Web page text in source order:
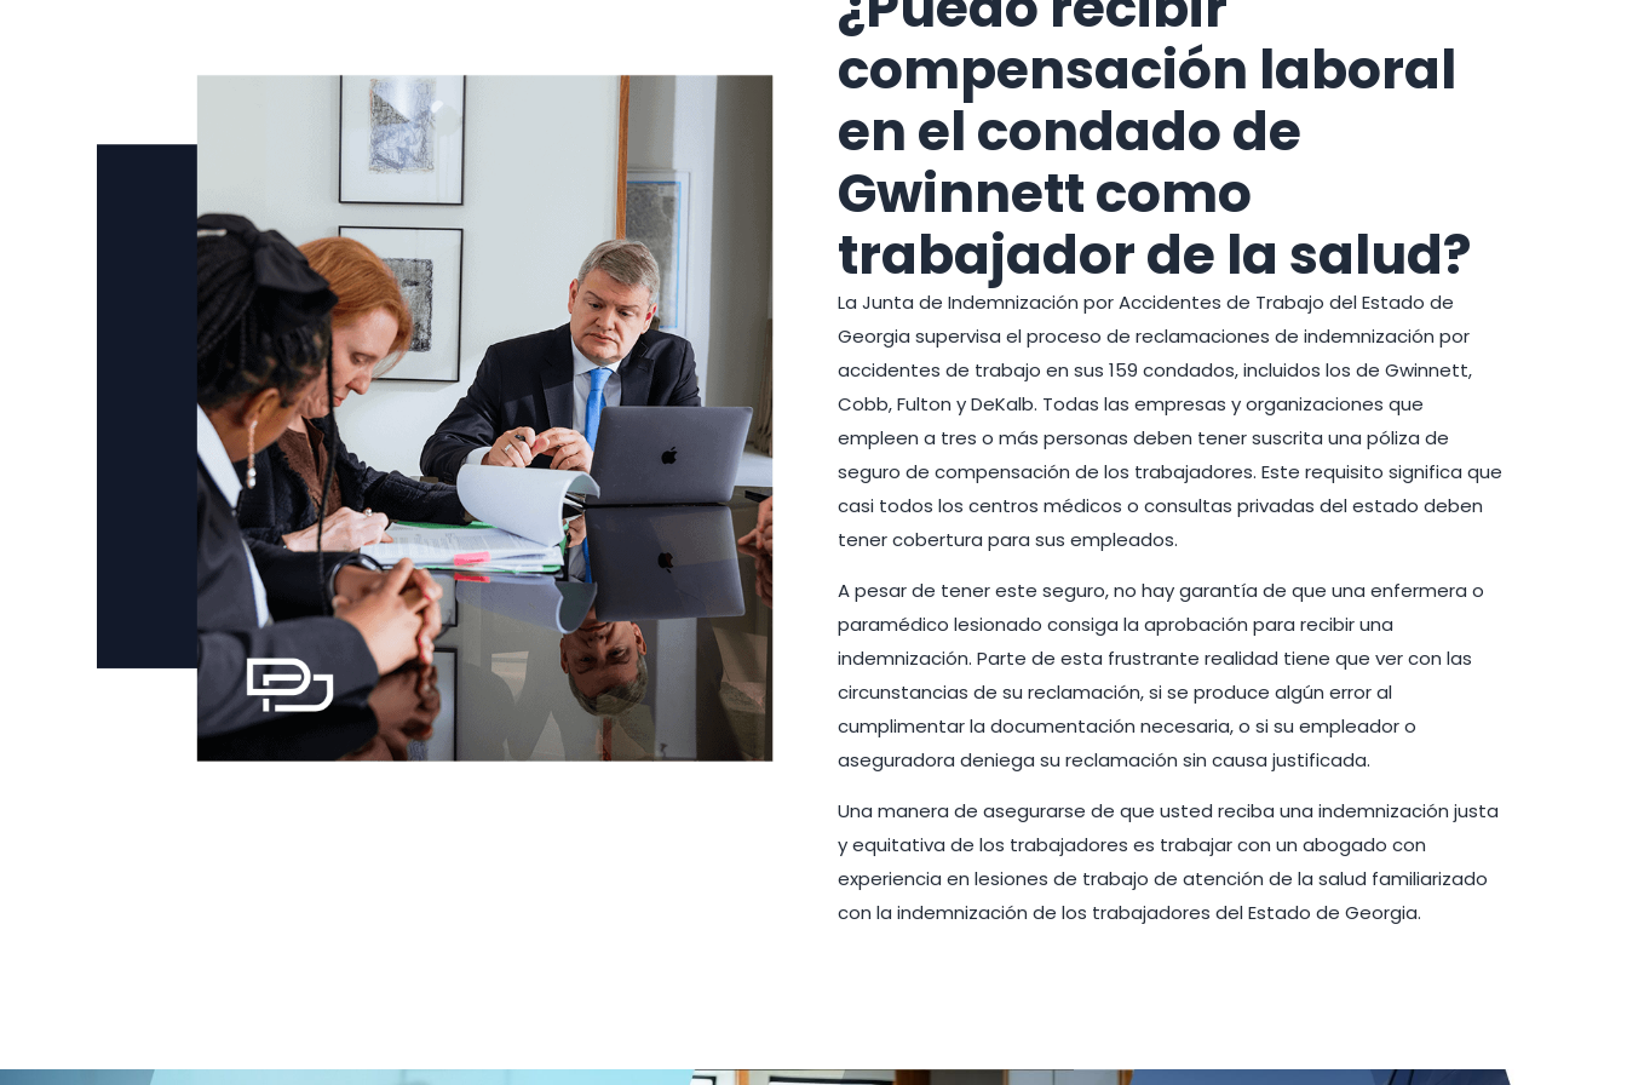
compensación laboral
en el condado de
Gwinnett como
trabajador de la salud?
La Junta de Indemnización por Accidentes de Trabajo del Estado de
Georgia supervisa el proceso de reclamaciones de indemnización por
accidentes de trabajo en sus 159 condados, incluidos los de Gwinnett,
Cobb, Fulton y DeKalb. Todas las empresas y organizaciones que
empleen a tres o más personas deben tener suscrita una póliza de
seguro de compensación de los trabajadores. Este requisito significa que
casi todos los centros médicos o consultas privadas del estado deben
tener cobertura para sus empleados.
A pesar de tener este seguro, no hay garantía de que una enfermera o
paramédico lesionado consiga la aprobación para recibir una
indemnización. Parte de esta frustrante realidad tiene que ver con las
circunstancias de su reclamación, si se produce algún error al
cumplimentar la documentación necesaria, o si su empleador o
aseguradora deniega su reclamación sin causa justificada.
Una manera de asegurarse de que usted reciba una indemnización justa
y equitativa de los trabajadores es trabajar con un abogado con
experiencia en lesiones de trabajo de atención de la salud familiarizado
con la indemnización de los trabajadores del Estado de Georgia.